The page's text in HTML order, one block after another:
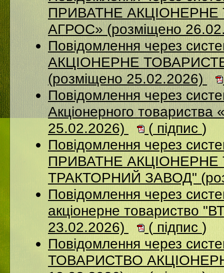
ПРИВАТНЕ
АГРОС» (розміщено
Повідомлення через
АКЦІОНЕРНЕ
(розміщено 25.02.2026)
Повідомлення через
Акціонерного
25.02.2026)
( підпис )
Повідомлення через
ПРИВАТНЕ АКЦIОНЕРНЕ
ТРАКТОРНИЙ ЗАВОД"
Повідомлення через
акціонерне товариство
23.02.2026)
( підпис )
Повідомлення через
ТОВАРИСТВО